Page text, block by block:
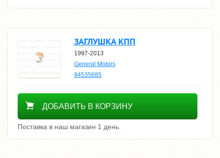
ЗАГЛУШКА КПП
1997-2013
General Motors
94535685
300
ДОБАВИТЬ В КОРЗИНУ
Поставка в наш магазин 1 день.